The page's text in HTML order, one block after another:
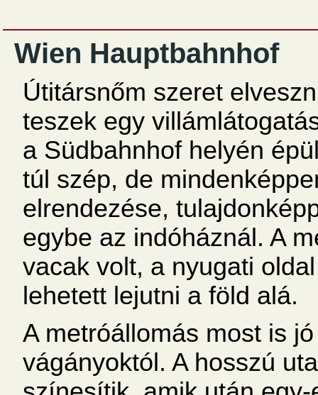
Wien Hauptbahnhof
Útitársnőm szeret
teszek egy
a Südbahnhof helyén
túl szép, de
elrendezése,
egybe az indóháznál. A
vacak volt, a nyugati
lehetett lejutni a föld alá.
A metróállomás most is
vágányoktól. A hosszú